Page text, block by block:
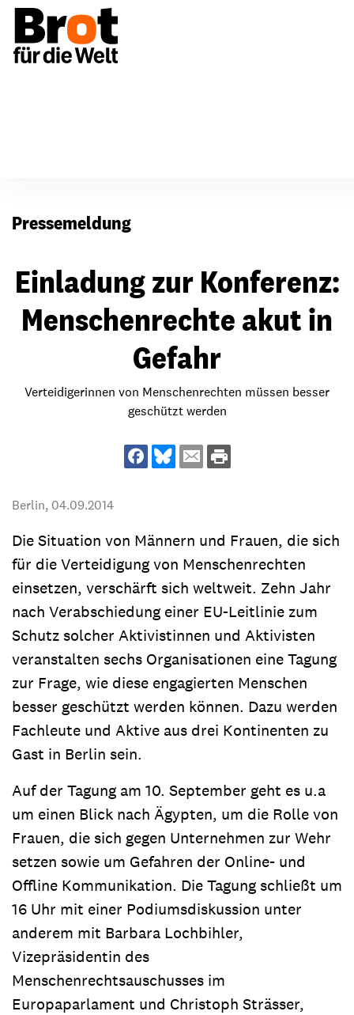
Pressemeldung
Einladung zur Konferenz:
Menschenrechte akut in
Gefahr
Verteidigerinnen von Menschenrechten müssen besser
geschützt werden
Berlin, 04.09.2014
Die Situation von Männern und Frauen, die sich
für die Verteidigung von Menschenrechten
einsetzen, verschärft sich weltweit. Zehn Jahr
nach Verabschiedung einer EU-Leitlinie zum
Schutz solcher Aktivistinnen und Aktivisten
veranstalten sechs Organisationen eine Tagung
zur Frage, wie diese engagierten Menschen
besser geschützt werden können. Dazu werden
Fachleute und Aktive aus drei Kontinenten zu
Gast in Berlin sein.
Auf der Tagung am 10. September geht es u.a
um einen Blick nach Ägypten, um die Rolle von
Frauen, die sich gegen Unternehmen zur Wehr
setzen sowie um Gefahren der Online- und
Offline Kommunikation. Die Tagung schließt um
16 Uhr mit einer Podiumsdiskussion unter
anderem mit Barbara Lochbihler,
Vizepräsidentin des
Menschenrechtsauschusses im
Europaparlament und Christoph Strässer,